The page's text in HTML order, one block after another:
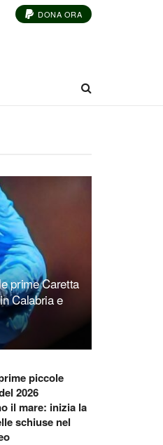
DONA ORA
prime Caretta
Calabria e
piccole
2026
il mare: inizia la
schiuse nel